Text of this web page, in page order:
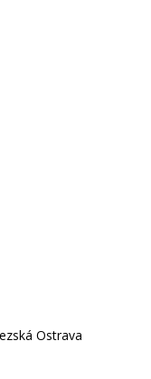
Ostrava